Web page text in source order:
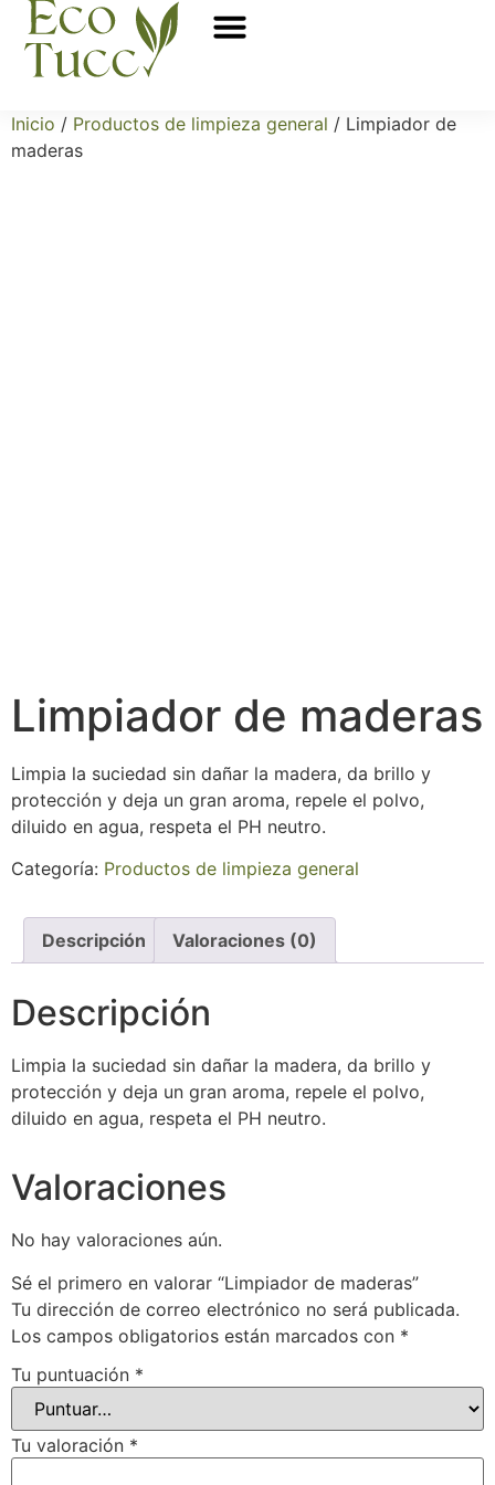
Inicio / Productos de limpieza general / Limpiador de
maderas
Limpiador de maderas
Limpia la suciedad sin dañar la madera, da brillo y
protección y deja un gran aroma, repele el polvo,
diluido en agua, respeta el PH neutro.
Categoría: Productos de limpieza general
Descripción Valoraciones (0)
Descripción
Limpia la suciedad sin dañar la madera, da brillo y
protección y deja un gran aroma, repele el polvo,
diluido en agua, respeta el PH neutro.
Valoraciones
No hay valoraciones aún.
Sé el primero en valorar “Limpiador de maderas”
Tu dirección de correo electrónico no será publicada.
Los campos obligatorios están marcados con *
Tu puntuación *
Tu valoración *